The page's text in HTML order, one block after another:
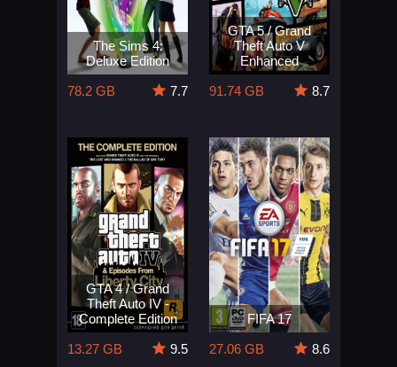
The Sims 4:
Deluxe Edition
78.2 GB
7.7
GTA 5 / Grand
Theft Auto V
Enhanced
91.74 GB
8.7
GTA 4 / Grand
Theft Auto IV -
Complete Edition
13.27 GB
9.5
FIFA 17
27.06 GB
8.6